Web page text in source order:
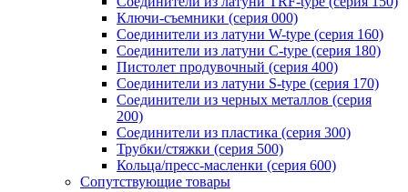
Ключи-съемники (серия 000)
Соединители из латуни W-type (серия 160)
Соединители из латуни С-type (серия 180)
Пистолет продувочный (серия 400)
Соединители из латуни S-type (серия 170)
Соединители из черных металлов (серия
200)
Соединители из пластика (серия 300)
Трубки/стяжки (серия 500)
Кольца/пресс-масленки (серия 600)
Сопутствующие товары